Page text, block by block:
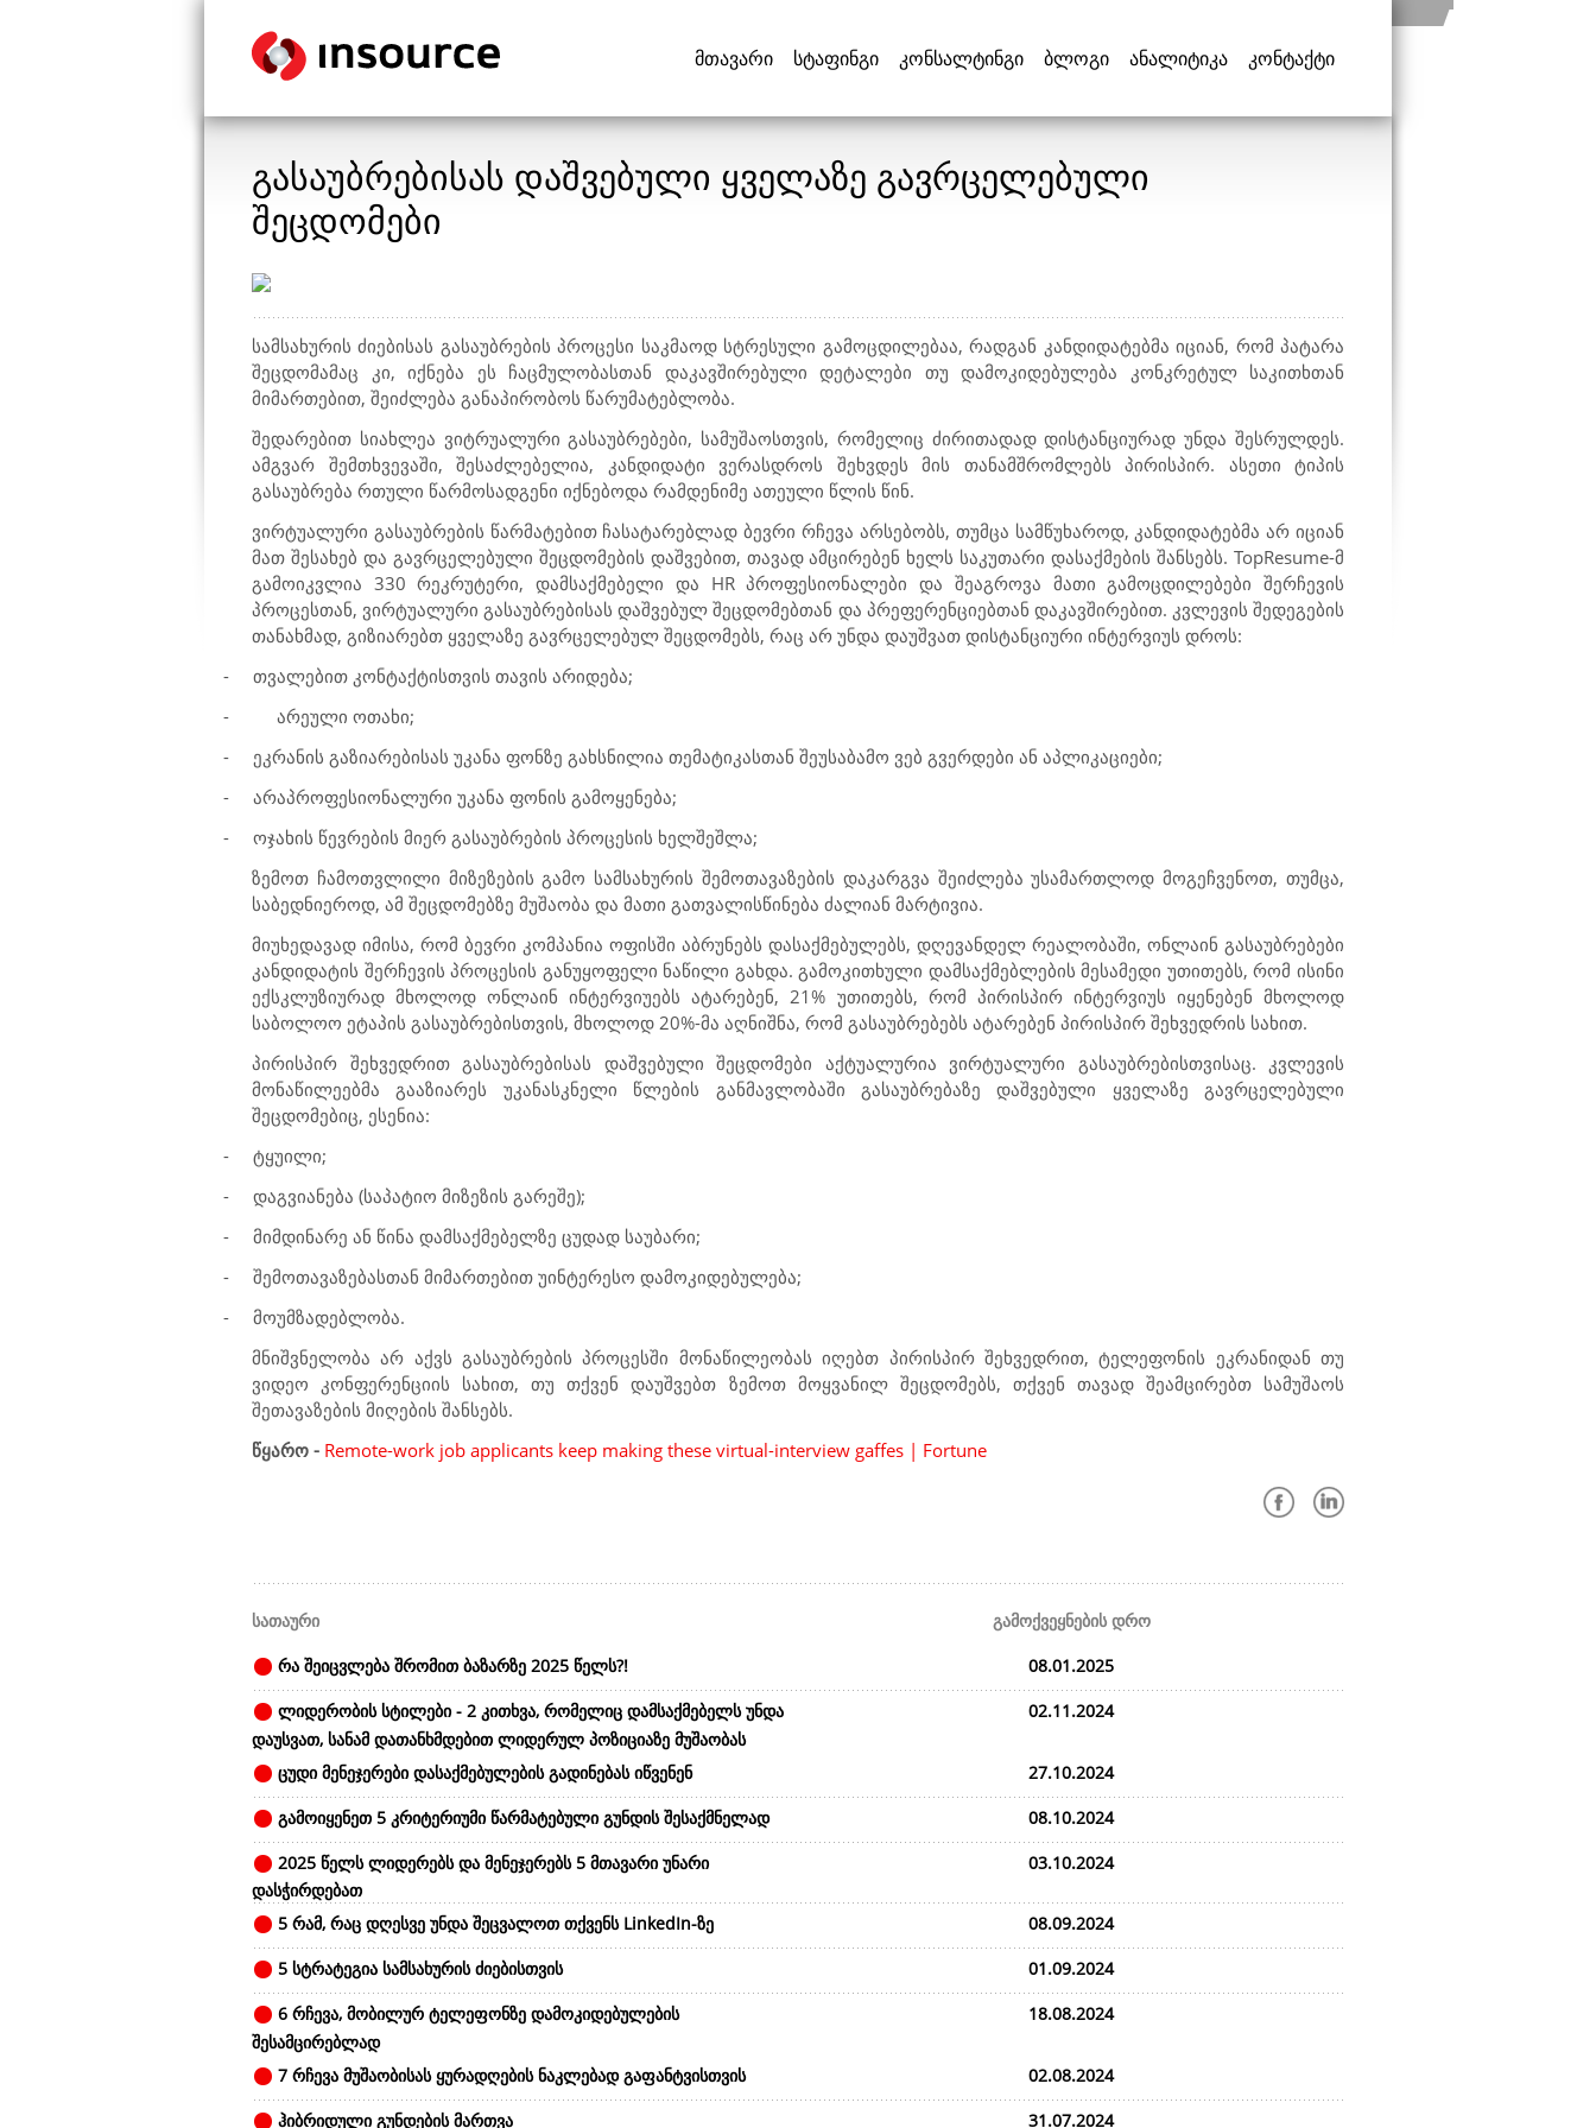
მთავარი სტაფინგი კონსალტინგი ბლოგი ანალიტიკა კონტაქტი
გასაუბრებისას დაშვებული ყველაზე გავრცელებული
შეცდომები
სამსახურის ძიებისას გასაუბრების პროცესი საკმაოდ სტრესული გამოცდილებაა, რადგან კანდიდატებმა იციან, რომ პატარა
შეცდომამაც კი, იქნება ეს ჩაცმულობასთან დაკავშირებული დეტალები თუ დამოკიდებულება კონკრეტულ საკითხთან
მიმართებით, შეიძლება განაპირობოს წარუმატებლობა.
შედარებით სიახლეა ვიტრუალური გასაუბრებები, სამუშაოსთვის, რომელიც ძირითადად დისტანციურად უნდა შესრულდეს.
ამგვარ შემთხვევაში, შესაძლებელია, კანდიდატი ვერასდროს შეხვდეს მის თანამშრომლებს პირისპირ. ასეთი ტიპის
გასაუბრება რთული წარმოსადგენი იქნებოდა რამდენიმე ათეული წლის წინ.
ვირტუალური გასაუბრების წარმატებით ჩასატარებლად ბევრი რჩევა არსებობს, თუმცა სამწუხაროდ, კანდიდატებმა არ იციან
მათ შესახებ და გავრცელებული შეცდომების დაშვებით, თავად ამცირებენ ხელს საკუთარი დასაქმების შანსებს. TopResume-მ
გამოიკვლია 330 რეკრუტერი, დამსაქმებელი და HR პროფესიონალები და შეაგროვა მათი გამოცდილებები შერჩევის
პროცესთან, ვირტუალური გასაუბრებისას დაშვებულ შეცდომებთან და პრეფერენციებთან დაკავშირებით. კვლევის შედეგების
თანახმად, გიზიარებთ ყველაზე გავრცელებულ შეცდომებს, რაც არ უნდა დაუშვათ დისტანციური ინტერვიუს დროს:
-
თვალებით კონტაქტისთვის თავის არიდება;
-
არეული ოთახი;
-
ეკრანის გაზიარებისას უკანა ფონზე გახსნილია თემატიკასთან შეუსაბამო ვებ გვერდები ან აპლიკაციები;
-
არაპროფესიონალური უკანა ფონის გამოყენება;
-
ოჯახის წევრების მიერ გასაუბრების პროცესის ხელშეშლა;
ზემოთ ჩამოთვლილი მიზეზების გამო სამსახურის შემოთავაზების დაკარგვა შეიძლება უსამართლოდ მოგეჩვენოთ, თუმცა,
საბედნიეროდ, ამ შეცდომებზე მუშაობა და მათი გათვალისწინება ძალიან მარტივია.
მიუხედავად იმისა, რომ ბევრი კომპანია ოფისში აბრუნებს დასაქმებულებს, დღევანდელ რეალობაში, ონლაინ გასაუბრებები
კანდიდატის შერჩევის პროცესის განუყოფელი ნაწილი გახდა. გამოკითხული დამსაქმებლების მესამედი უთითებს, რომ ისინი
ექსკლუზიურად მხოლოდ ონლაინ ინტერვიუებს ატარებენ, 21% უთითებს, რომ პირისპირ ინტერვიუს იყენებენ მხოლოდ
საბოლოო ეტაპის გასაუბრებისთვის, მხოლოდ 20%-მა აღნიშნა, რომ გასაუბრებებს ატარებენ პირისპირ შეხვედრის სახით.
პირისპირ შეხვედრით გასაუბრებისას დაშვებული შეცდომები აქტუალურია ვირტუალური გასაუბრებისთვისაც. კვლევის
მონაწილეებმა გააზიარეს უკანასკნელი წლების განმავლობაში გასაუბრებაზე დაშვებული ყველაზე გავრცელებული
შეცდომებიც, ესენია:
-
ტყუილი;
-
დაგვიანება (საპატიო მიზეზის გარეშე);
-
მიმდინარე ან წინა დამსაქმებელზე ცუდად საუბარი;
-
შემოთავაზებასთან მიმართებით უინტერესო დამოკიდებულება;
-
მოუმზადებლობა.
მნიშვნელობა არ აქვს გასაუბრების პროცესში მონაწილეობას იღებთ პირისპირ შეხვედრით, ტელეფონის ეკრანიდან თუ
ვიდეო კონფერენციის სახით, თუ თქვენ დაუშვებთ ზემოთ მოყვანილ შეცდომებს, თქვენ თავად შეამცირებთ სამუშაოს
შეთავაზების მიღების შანსებს.
წყარო - Remote-work job applicants keep making these virtual-interview gaffes | Fortune
სათაური
გამოქვეყნების დრო
რა შეიცვლება შრომით ბაზარზე 2025 წელს?!
08.01.2025
ლიდერობის სტილები - 2 კითხვა, რომელიც დამსაქმებელს უნდა
დაუსვათ, სანამ დათანხმდებით ლიდერულ პოზიციაზე მუშაობას
02.11.2024
ცუდი მენეჯერები დასაქმებულების გადინებას იწვენენ
27.10.2024
გამოიყენეთ 5 კრიტერიუმი წარმატებული გუნდის შესაქმნელად
08.10.2024
2025 წელს ლიდერებს და მენეჯერებს 5 მთავარი უნარი
დასჭირდებათ
03.10.2024
5 რამ, რაც დღესვე უნდა შეცვალოთ თქვენს LinkedIn-ზე
08.09.2024
5 სტრატეგია სამსახურის ძიებისთვის
01.09.2024
6 რჩევა, მობილურ ტელეფონზე დამოკიდებულების
შესამცირებლად
18.08.2024
7 რჩევა მუშაობისას ყურადღების ნაკლებად გაფანტვისთვის
02.08.2024
ჰიბრიდული გუნდების მართვა
31.07.2024